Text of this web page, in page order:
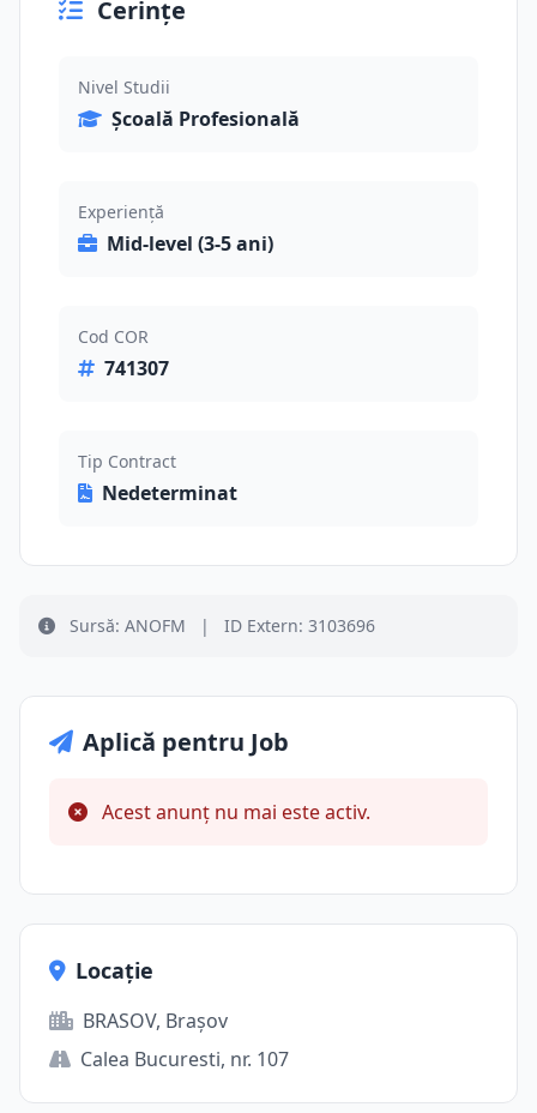
Cerințe
Nivel Studii
Școală Profesională
Experiență
Mid-level (3-5 ani)
Cod COR
741307
Tip Contract
Nedeterminat
Sursă: ANOFM | ID Extern: 3103696
Aplică pentru Job
Acest anunț nu mai este activ.
Locație
BRASOV, Brașov
Calea Bucuresti, nr. 107